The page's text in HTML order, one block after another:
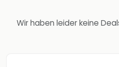
Wir haben leider keine